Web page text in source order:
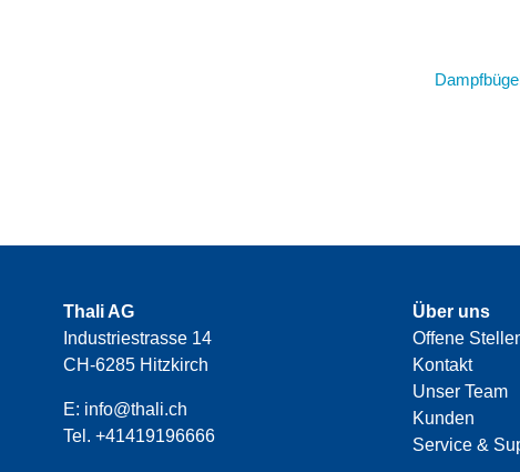
Thali AG
Industriestrasse 14
CH-6285 Hitzkirch
E: info@thali.ch
Tel. +41419196666
Über uns
Offene
Kontakt
Unser Team
Kunden
Service &